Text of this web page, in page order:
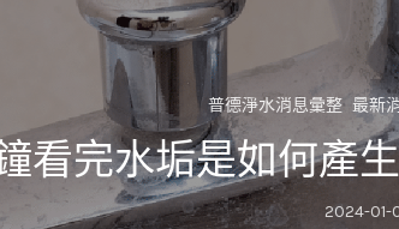
普德淨水消息彙整 最新
看完水垢是如何產
2024-01-